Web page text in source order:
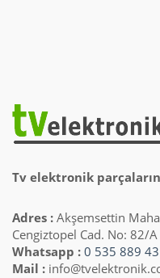
Tv elektronik
Adres : Akşemsettin
Cengiztopel Cad. No: 82/
Whatsapp : 0 535 889
Mail :